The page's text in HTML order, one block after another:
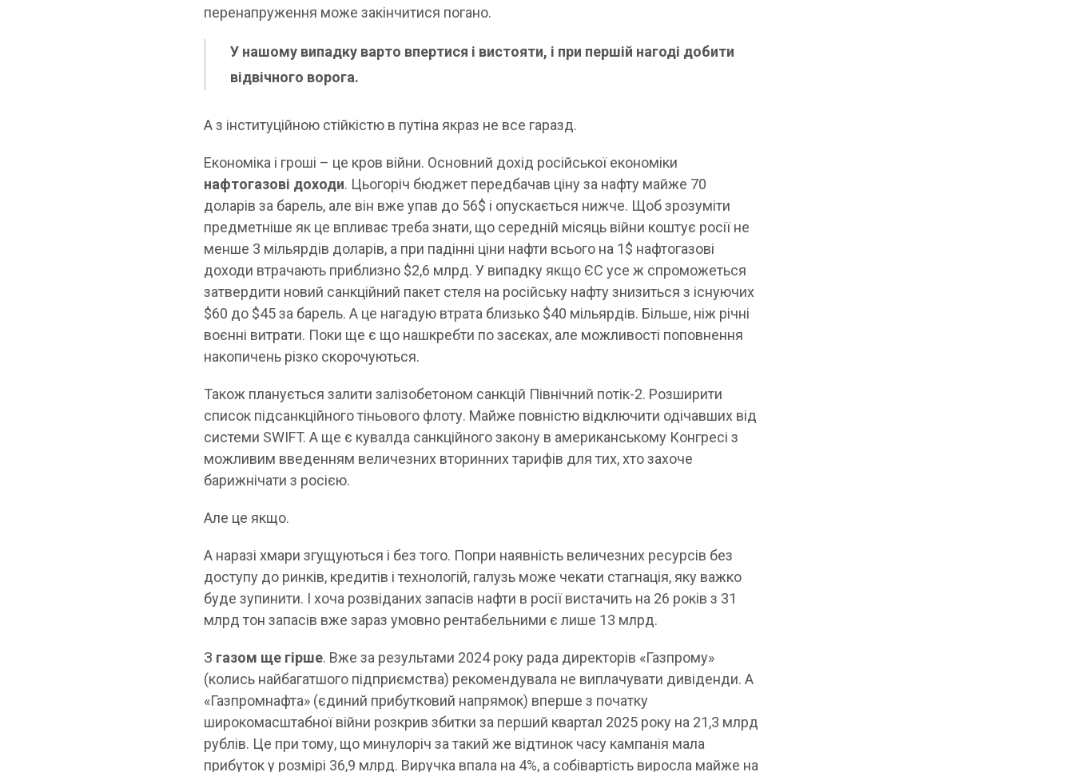
перенапруження може закінчитися погано.
У нашому випадку варто впертися і вистояти, і при першій нагоді добити
відвічного ворога.
А з інституційною стійкістю в путіна якраз не все гаразд.
Економіка і гроші – це кров війни. Основний дохід російської економіки
нафтогазові доходи. Цьогоріч бюджет передбачав ціну за нафту майже 70
доларів за барель, але він вже упав до 56$ і опускається нижче. Щоб зрозуміти
предметніше як це впливає треба знати, що середній місяць війни коштує росії не
менше 3 мільярдів доларів, а при падінні ціни нафти всього на 1$ нафтогазові
доходи втрачають приблизно $2,6 млрд. У випадку якщо ЄС усе ж спроможеться
затвердити новий санкційний пакет стеля на російську нафту знизиться з існуючих
$60 до $45 за барель. А це нагадую втрата близько $40 мільярдів. Більше, ніж річні
воєнні витрати. Поки ще є що нашкребти по засєках, але можливості поповнення
накопичень різко скорочуються.
Також планується залити залізобетоном санкцій Північний потік-2. Розширити
список підсанкційного тіньового флоту. Майже повністю відключити одічавших від
системи SWIFT. А ще є кувалда санкційного закону в американському Конгресі з
можливим введенням величезних вторинних тарифів для тих, хто захоче
барижнічати з росією.
Але це якщо.
А наразі хмари згущуються і без того. Попри наявність величезних ресурсів без
доступу до ринків, кредитів і технологій, галузь може чекати стагнація, яку важко
буде зупинити. І хоча розвіданих запасів нафти в росії вистачить на 26 років з 31
млрд тон запасів вже зараз умовно рентабельними є лише 13 млрд.
З газом ще гірше. Вже за результами 2024 року рада директорів «Газпрому»
(колись найбагатшого підприємства) рекомендувала не виплачувати дивіденди. А
«Газпромнафта» (єдиний прибутковий напрямок) вперше з початку
широкомасштабної війни розкрив збитки за перший квартал 2025 року на 21,3 млрд
рублів. Це при тому, що минулоріч за такий же відтинок часу кампанія мала
прибуток у розмірі 36,9 млрд. Виручка впала на 4%, а собівартість виросла майже на